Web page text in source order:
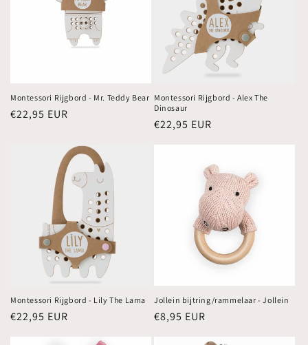
Montessori Rijgbord - Mr. Teddy Bear
Normale
€22,95 EUR
Montessori Rijgbord - Alex The
Dinosaur
Normale
€22,95 EUR
Montessori Rijgbord - Lily The Lama
Normale
€22,95 EUR
Jollein bijtring/rammelaar - Jollein
Normale
€8,95 EUR